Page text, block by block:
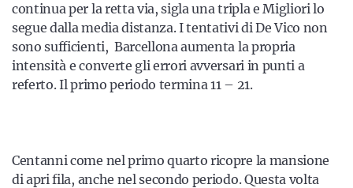
continua per la retta via, sigla una tripla e Migliori lo
segue dalla media distanza. I tentativi di De Vico non
sono sufficienti, Barcellona aumenta la propria
intensità e converte gli errori avversari in punti a
referto. Il primo periodo termina 11 – 21.
Centanni come nel primo quarto ricopre la mansione
di apri fila, anche nel secondo periodo. Questa volta